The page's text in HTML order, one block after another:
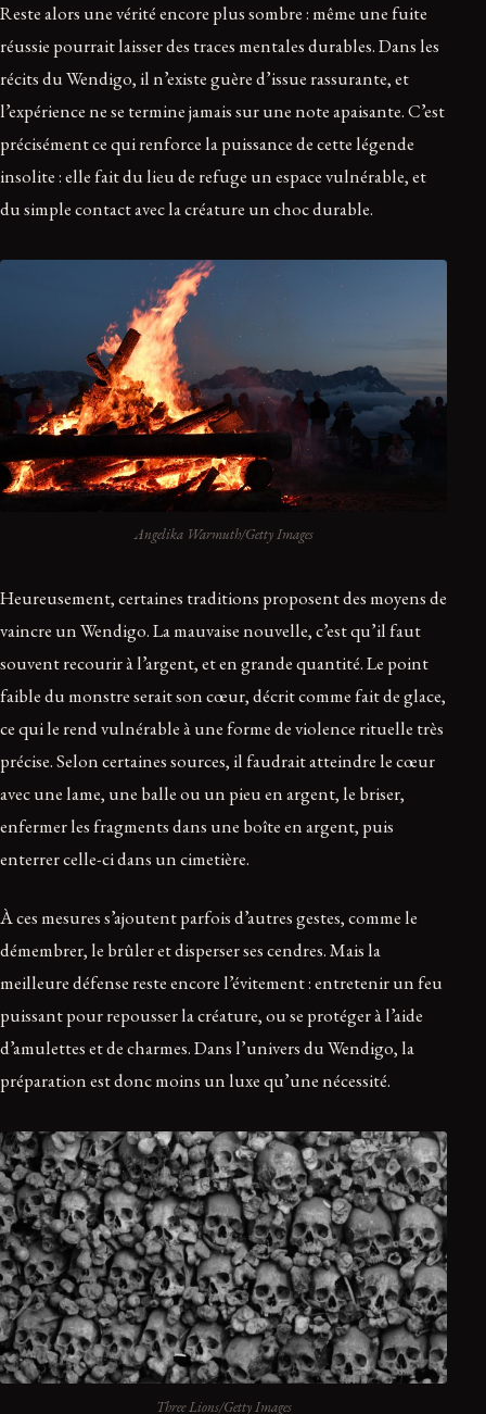
Reste alors une vérité encore plus sombre : même une fuite
réussie pourrait laisser des traces mentales durables. Dans les
récits du Wendigo, il n’existe guère d’issue rassurante, et
l’expérience ne se termine jamais sur une note apaisante. C’est
précisément ce qui renforce la puissance de cette légende
insolite : elle fait du lieu de refuge un espace vulnérable, et
du simple contact avec la créature un choc durable.
Angelika Warmuth/Getty Images
Heureusement, certaines traditions proposent des moyens de
vaincre un Wendigo. La mauvaise nouvelle, c’est qu’il faut
souvent recourir à l’argent, et en grande quantité. Le point
faible du monstre serait son cœur, décrit comme fait de glace,
ce qui le rend vulnérable à une forme de violence rituelle très
précise. Selon certaines sources, il faudrait atteindre le cœur
avec une lame, une balle ou un pieu en argent, le briser,
enfermer les fragments dans une boîte en argent, puis
enterrer celle-ci dans un cimetière.
À ces mesures s’ajoutent parfois d’autres gestes, comme le
démembrer, le brûler et disperser ses cendres. Mais la
meilleure défense reste encore l’évitement : entretenir un feu
puissant pour repousser la créature, ou se protéger à l’aide
d’amulettes et de charmes. Dans l’univers du Wendigo, la
préparation est donc moins un luxe qu’une nécessité.
Three Lions/Getty Images